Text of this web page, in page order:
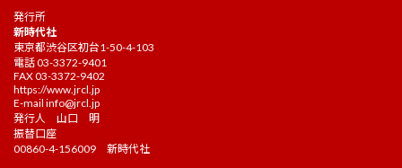
発行所
新時代社
東京都渋谷区初台1-50-4-103
電話 03-3372-9401
FAX 03-3372-9402
https://www.jrcl.jp
E-mail info@jrcl.jp
発行人 山口 明
振替口座
00860-4-156009 新時代社